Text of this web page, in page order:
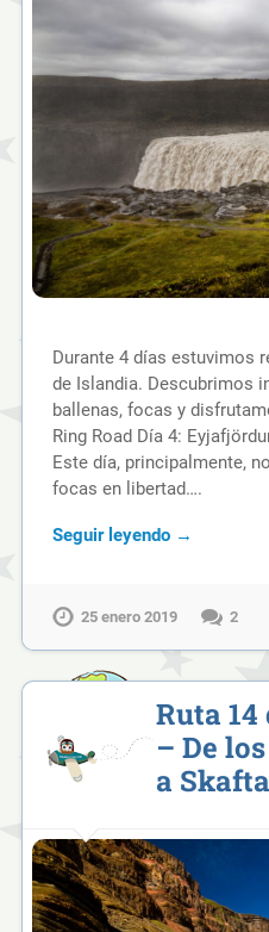
Durante 4 días estuvimos
de Islandia. Descubrimos
ballenas, focas y
Ring Road Día 4:
Este día, principalmente,
focas en libertad….
Seguir leyendo →
25 enero 2019 2
Ruta
– De
a